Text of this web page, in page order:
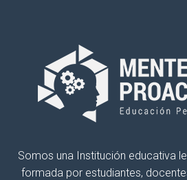
Somos una Institución educativa
formada por estudiantes,